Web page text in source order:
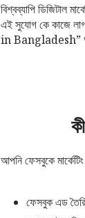
বিশ্বব্যাপি ডিজিটাল
এই সুযোগ কে কাজে
in Bangladesh” আর
আপনি ফেসবুকে
ফেসবুক এড